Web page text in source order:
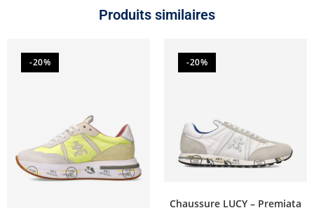
Produits similaires
-20% -20%
Chaussure LUCY – Premiata